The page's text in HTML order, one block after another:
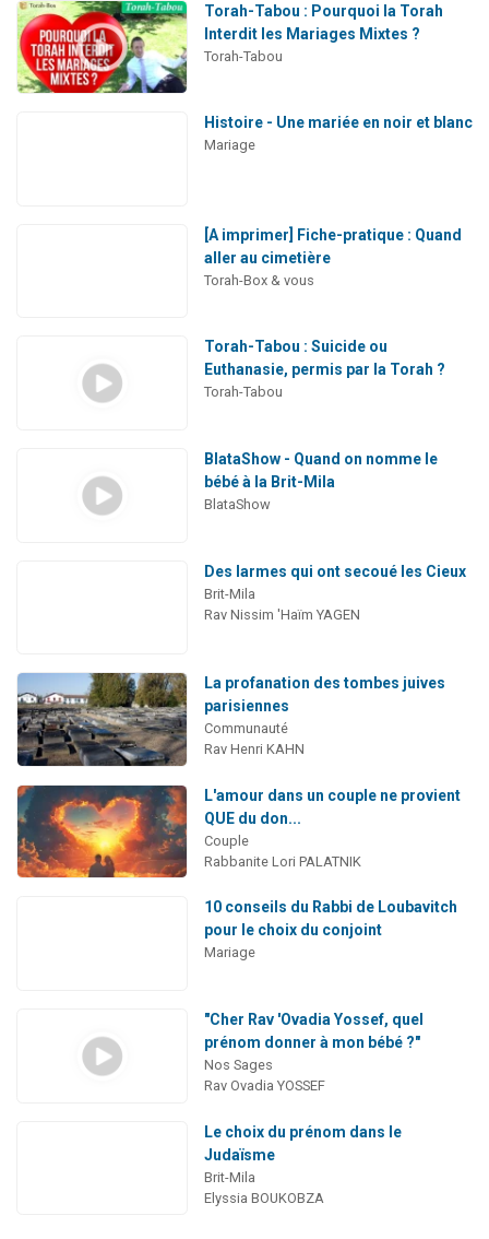
Torah-Tabou : Pourquoi la Torah
Interdit les Mariages Mixtes ?
Torah-Tabou
Histoire - Une mariée en noir et blanc
Mariage
[A imprimer] Fiche-pratique : Quand
aller au cimetière
Torah-Box & vous
Torah-Tabou : Suicide ou
Euthanasie, permis par la Torah ?
Torah-Tabou
BlataShow - Quand on nomme le
bébé à la Brit-Mila
BlataShow
Des larmes qui ont secoué les Cieux
Brit-Mila
Rav Nissim 'Haïm YAGEN
La profanation des tombes juives
parisiennes
Communauté
Rav Henri KAHN
L'amour dans un couple ne provient
QUE du don...
Couple
Rabbanite Lori PALATNIK
10 conseils du Rabbi de Loubavitch
pour le choix du conjoint
Mariage
"Cher Rav 'Ovadia Yossef, quel
prénom donner à mon bébé ?"
Nos Sages
Rav Ovadia YOSSEF
Le choix du prénom dans le
Judaïsme
Brit-Mila
Elyssia BOUKOBZA